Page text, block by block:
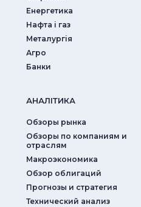
Енергетика
Нафта і газ
Металургія
Агро
Банки
АНАЛIТИКА
Обзоры рынка
Обзоры по компаниям и
отраслям
Макроэкономика
Обзор облигаций
Прогнозы и стратегия
Технический анализ